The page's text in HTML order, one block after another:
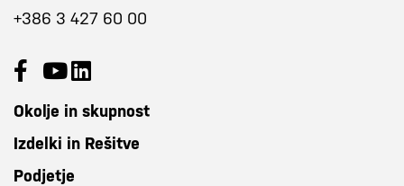
+386 3 427 60 00
Okolje in skupnost
Izdelki in Rešitve
Podjetje